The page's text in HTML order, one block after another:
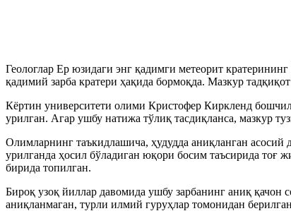
Геологлар Ер юзидаги энг қадимги метеорит
қадимий зарба кратери ҳақида бормоқда. Мазкур
Кёртин университети олими Кристофер Киркленд
урилган. Агар ушбу натижа тўлиқ тасдиқланса, мазкур
Олимларнинг таъкидлашича, ҳудудда аниқланган асосий
урилганда ҳосил бўладиган юқори босим таъсирида тоғ
бирида топилган.
Бироқ узоқ йиллар давомида ушбу зарбанинг аниқ қачон
аниқланмаган, турли илмий гуруҳлар томонидан